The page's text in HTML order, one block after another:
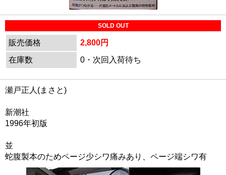
SOLD OUT
販売価格
2,800円
在庫数
0・次回入荷待ち
瀬戸正人(まさと)
新潮社
1996年初版
並
蛇腹製本のためページ少シワ痛みあり、ページ端シワ有